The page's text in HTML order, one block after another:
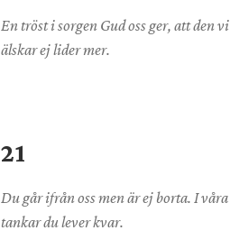
En tröst i sorgen Gud oss ger, att den vi
älskar ej lider mer.
21
Du går ifrån oss men är ej borta. I våra
tankar du lever kvar.